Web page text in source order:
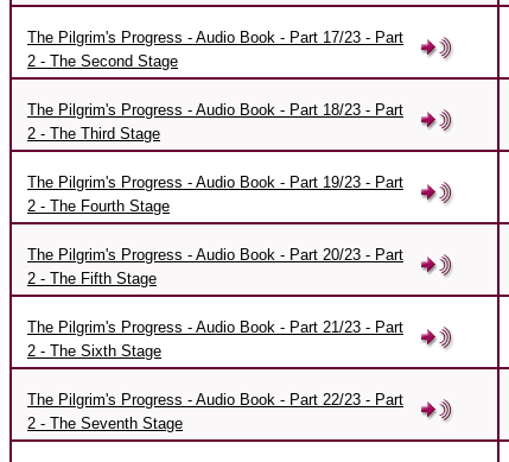
The Pilgrim's Progress - Audio Book - Part 17/23 - Part
2 - The Second Stage
The Pilgrim's Progress - Audio Book - Part 18/23 - Part
2 - The Third Stage
The Pilgrim's Progress - Audio Book - Part 19/23 - Part
2 - The Fourth Stage
The Pilgrim's Progress - Audio Book - Part 20/23 - Part
2 - The Fifth Stage
The Pilgrim's Progress - Audio Book - Part 21/23 - Part
2 - The Sixth Stage
The Pilgrim's Progress - Audio Book - Part 22/23 - Part
2 - The Seventh Stage